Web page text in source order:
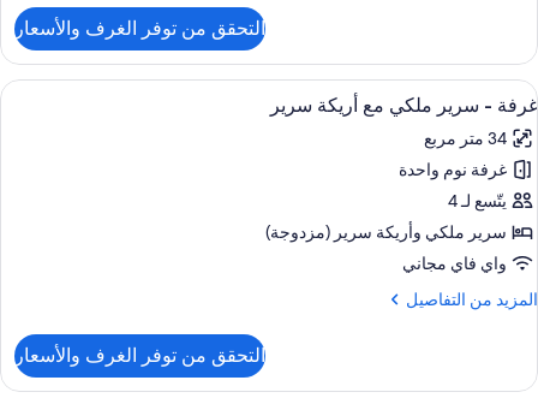
Beds
with
Sofa
Bed,
Shower)
غرفة
تجهيزات
لذوي
الاحتياجات
الخاصة
(2
Queen
Beds
with
Sofa
Bed,
Shower)
التحقق من توفر الغرف والأسعار
استعراض
جميع
صور
غرفة
-
سرير
ملكي
مع
أريكة
خزنة داخل الغرفة ومكتب ومساحة عمل
5
غرفة - سرير ملكي مع أريكة سرير
34 متر مربع
غرفة نوم واحدة
يتّسع لـ 4
سرير ملكي‫‬ وأريكة سرير (مزدوجة)
واي فاي مجاني
المزيد من التفاصيل
المزيد
غرفة
التحقق من توفر الغرف والأسعار